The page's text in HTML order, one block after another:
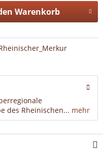
Warenkorb
des Rheinischen... mehr